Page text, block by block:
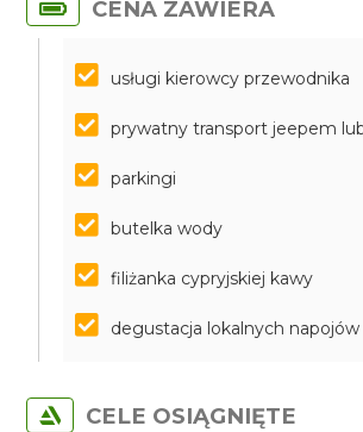
CENA ZAWIERA
usługi kierowcy przewodnika
prywatny transport jeepem
parkingi
butelka wody
filiżanka cypryjskiej kawy
degustacja lokalnych napojów
CELE OSIĄGNIĘTE